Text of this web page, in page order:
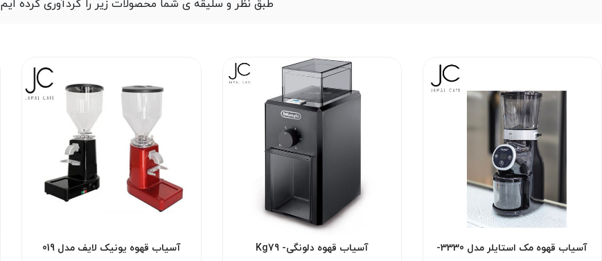
طبق نظر و سلیقه ی شما محصولات زیر را گردآوری کرده ایم
آسیاب قهوه مک استایلر مدل 3330-
آسیاب قهوه دلونگی- Kg79 آسیاب قهوه یونیک لایف مدل 019